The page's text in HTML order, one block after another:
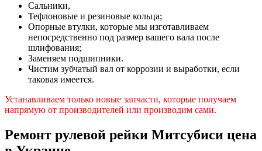
Сальники,
Тефлоновые и резиновые кольца;
Опорные втулки, которые мы изготавливаем
непосредственно под размер вашего вала после
шлифования;
Заменяем подшипники.
Чистим зубчатый вал от коррозии и выработки, если
таковая имеется.
Устанавливаем только новые запчасти, которые получаем
напрямую от производителей или производим сами.
Ремонт рулевой рейки Митсубиси цена